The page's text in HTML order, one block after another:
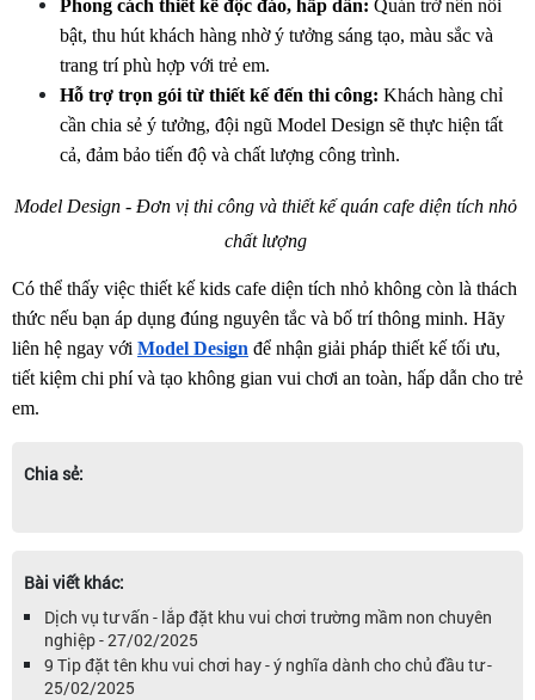
Phong cách thiết kế độc đáo, hấp dẫn: Quán trở nên nổi
bật, thu hút khách hàng nhờ ý tưởng sáng tạo, màu sắc và
trang trí phù hợp với trẻ em.
Hỗ trợ trọn gói từ thiết kế đến thi công: Khách hàng chỉ
cần chia sẻ ý tưởng, đội ngũ Model Design sẽ thực hiện tất
cả, đảm bảo tiến độ và chất lượng công trình.
Model Design - Đơn vị thi công và thiết kế quán cafe diện tích nhỏ
chất lượng
Có thể thấy việc thiết kế kids cafe diện tích nhỏ không còn là thách
thức nếu bạn áp dụng đúng nguyên tắc và bố trí thông minh. Hãy
liên hệ ngay với Model Design để nhận giải pháp thiết kế tối ưu,
tiết kiệm chi phí và tạo không gian vui chơi an toàn, hấp dẫn cho trẻ
em.
Chia sẻ:
Bài viết khác:
Dịch vụ tư vấn - lắp đặt khu vui chơi trường mầm non chuyên
nghiệp - 27/02/2025
9 Tip đặt tên khu vui chơi hay - ý nghĩa dành cho chủ đầu tư -
25/02/2025